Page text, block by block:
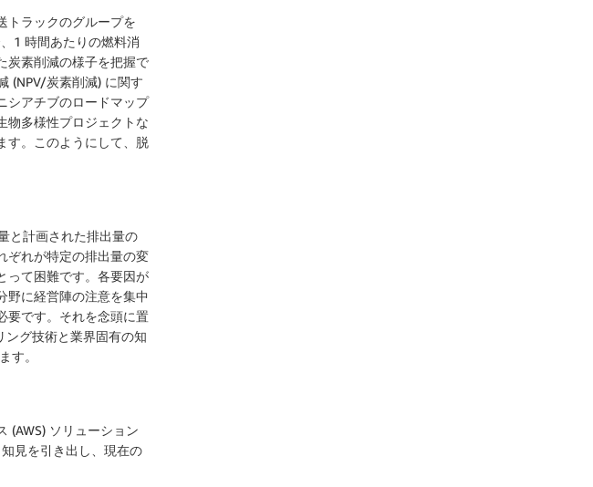
トラックのグループを
1 時間あたりの燃料消
炭素削減の様子を把握で
(NPV/炭素削減) に関す
シアチブのロードマップ
物多様性プロジェクトな
す。このようにして、脱
と計画された排出量の
ぞれが特定の排出量の変
って困難です。各要因が
野に経営陣の注意を集中
要です。それを念頭に置
ング技術と業界固有の知
す。
(AWS) ソリューション
見を引き出し、現在の